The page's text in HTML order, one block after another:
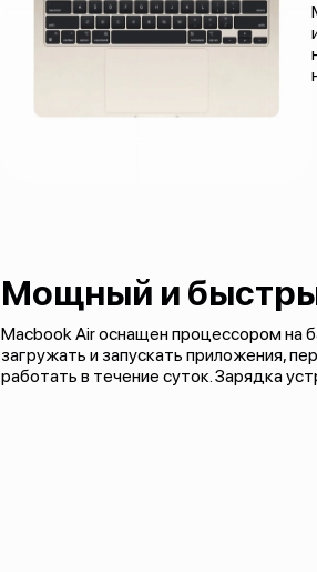
Мощный и
Macbook Air оснащен процессором на
загружать и запускать приложения,
работать в течение суток. Зарядка